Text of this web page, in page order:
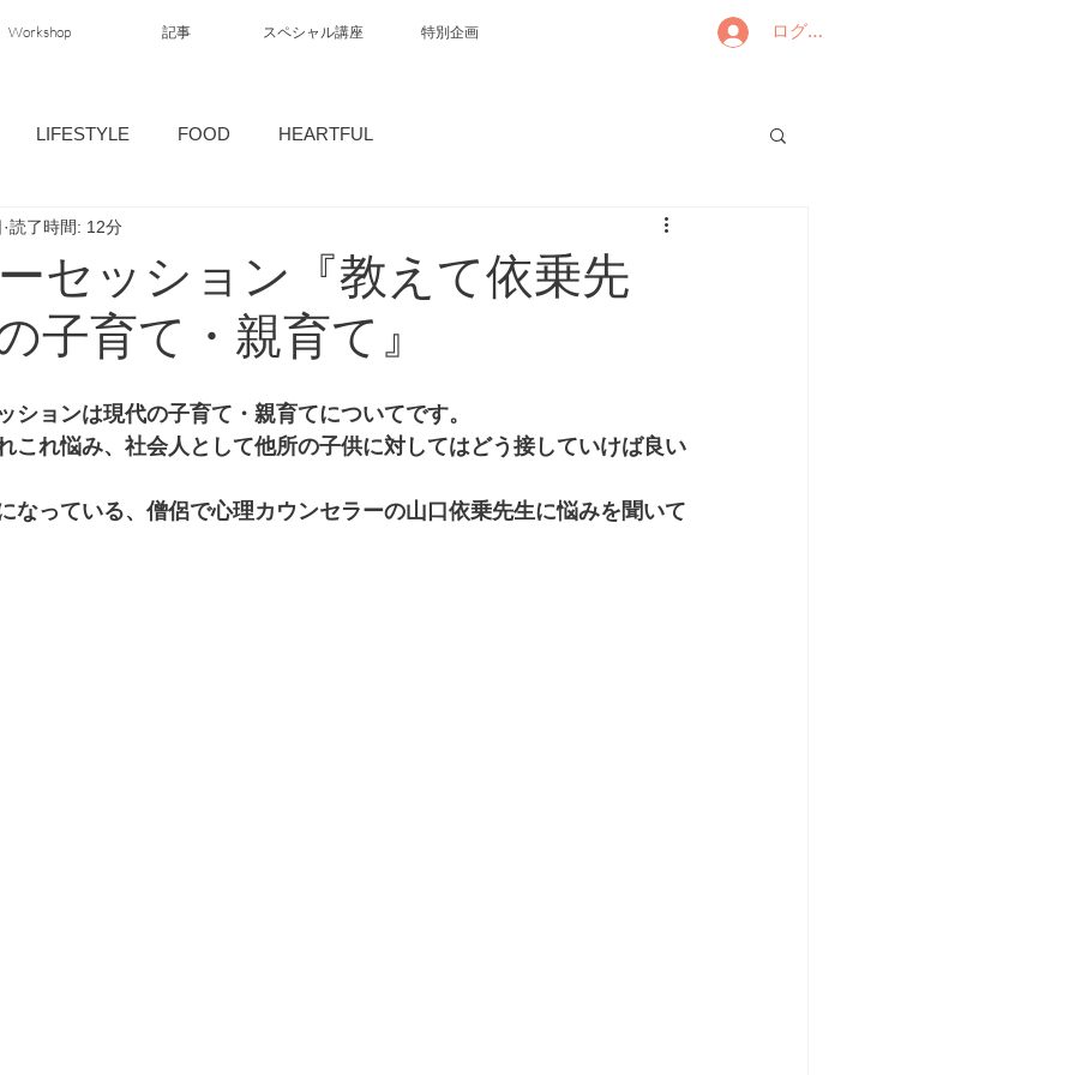
Workshop 記事 スペシャル講座 特別企画 ログイン
LIFESTYLE FOOD HEARTFUL
セッション『教えて依乗先
子育て・親育て』
読了時間: 12分
ションは現代の子育て・親育てについてです。
これ悩み、社会人として他所の子供に対してはどう接していけば良い
なっている、僧侶で心理カウンセラーの山口依乗先生に悩みを聞いて